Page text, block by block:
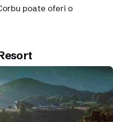
poate oferi o